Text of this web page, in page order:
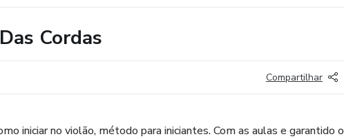
Cordas
Compartilhar
iniciar no violão, método para iniciantes. Com as aulas e garantido o